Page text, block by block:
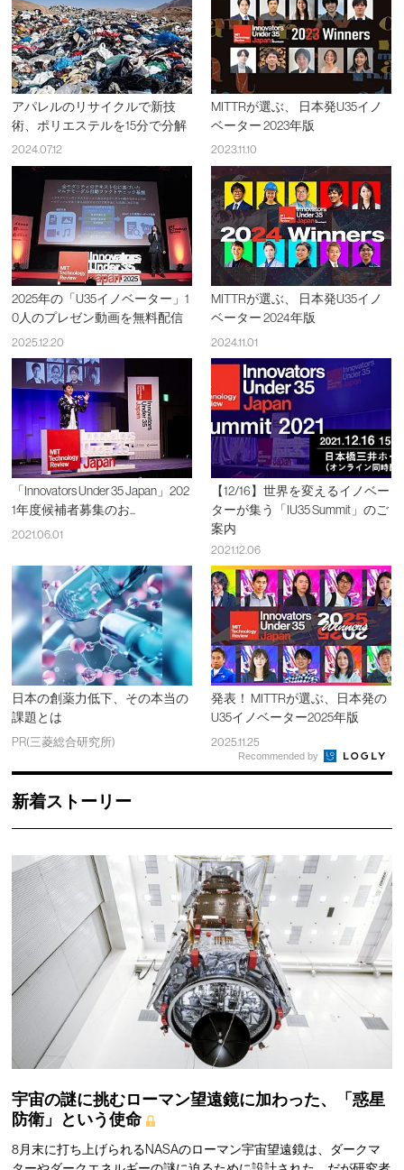
アパレルのリサイクルで新技
術、ポリエステルを15分で分解
2024.07.12
MITTRが選ぶ、 日本発U35イノ
ベーター 2023年版
2023.11.10
2025年の「U35イノベーター」1
0人のプレゼン動画を無料配信
2025.12.20
MITTRが選ぶ、 日本発U35イノ
ベーター 2024年版
2024.11.01
「Innovators Under 35 Japan」202
1年度候補者募集のお...
2021.06.01
【12/16】世界を変えるイノベー
ターが集う「IU35 Summit」のご
案内
2021.12.06
日本の創薬力低下、その本当の
課題とは
PR(三菱総合研究所)
発表！ MITTRが選ぶ、日本発の
U35イノベーター2025年版
2025.11.25
Recommended by
新着ストーリー
宇宙の謎に挑むローマン望遠鏡に加わった、「惑星
防衛」という使命
8月末に打ち上げられるNASAのローマン宇宙望遠鏡は、ダークマ